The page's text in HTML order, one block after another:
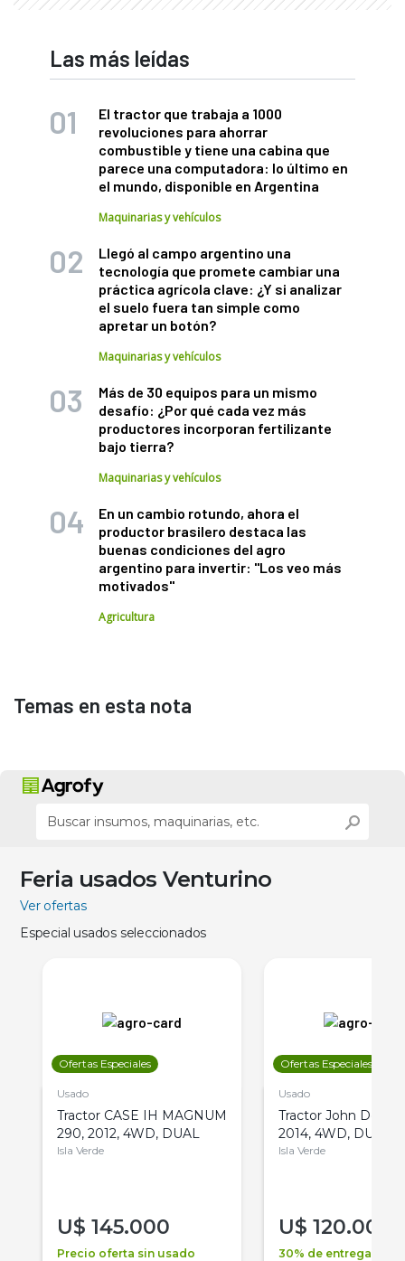
Las más leídas
El tractor que trabaja a 1000
revoluciones para ahorrar
combustible y tiene una cabina que
parece una computadora: lo último en
el mundo, disponible en Argentina
Maquinarias y vehículos
Llegó al campo argentino una
tecnología que promete cambiar una
práctica agrícola clave: ¿Y si analizar
el suelo fuera tan simple como
apretar un botón?
Maquinarias y vehículos
Más de 30 equipos para un mismo
desafío: ¿Por qué cada vez más
productores incorporan fertilizante
bajo tierra?
Maquinarias y vehículos
En un cambio rotundo, ahora el
productor brasilero destaca las
buenas condiciones del agro
argentino para invertir: "Los veo más
motivados"
Agricultura
Temas en esta nota
Feria usados Venturino
Ver ofertas
Especial usados seleccionados
Ofertas Especiales
Usado
Tractor CASE IH MAGNUM
290, 2012, 4WD, DUAL
Isla Verde
U$ 145.000
Precio oferta sin usado
Ofertas Especiales
Usado
Tractor John Deere
2014, 4WD, DUAL
Isla Verde
U$ 120.000
30% de entrega +